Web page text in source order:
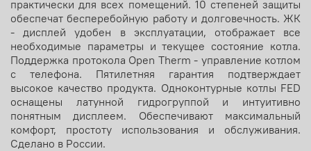
практически для всех помещений. 10 степеней защиты
обеспечат бесперебойную работу и долговечность. ЖК
- дисплей удобен в эксплуатации, отображает все
необходимые параметры и текущее состояние котла.
Поддержка протокола Open Therm - управление котлом
с телефона. Пятилетняя гарантия подтверждает
высокое качество продукта. Одноконтурные котлы FED
оснащены латунной гидрогруппой и интуитивно
понятным дисплеем. Обеспечивают максимальный
комфорт, простоту использования и обслуживания.
Сделано в России.